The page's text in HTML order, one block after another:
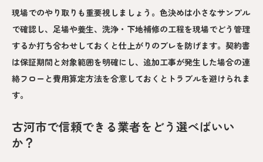
現場でのやり取りも重要視しましょう。色決めは小さなサンプル
で確認し、足場や養生、洗浄・下地補修の工程を現場でどう管理
するか打ち合わせしておくと仕上がりのブレを防げます。契約書
は保証期間と対象範囲を明確にし、追加工事が発生した場合の連
絡フローと費用算定方法を合意しておくとトラブルを避けられま
す。
古河市で信頼できる業者をどう選べばいい
か？